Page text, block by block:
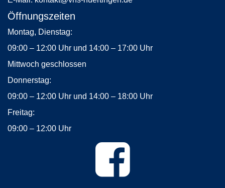
Öffnungszeiten
Montag, Dienstag:
09:00 – 12:00 Uhr und 14:00 – 17:00 Uhr
Mittwoch geschlossen
Donnerstag:
09:00 – 12:00 Uhr und 14:00 – 18:00 Uhr
Freitag:
09:00 – 12:00 Uhr